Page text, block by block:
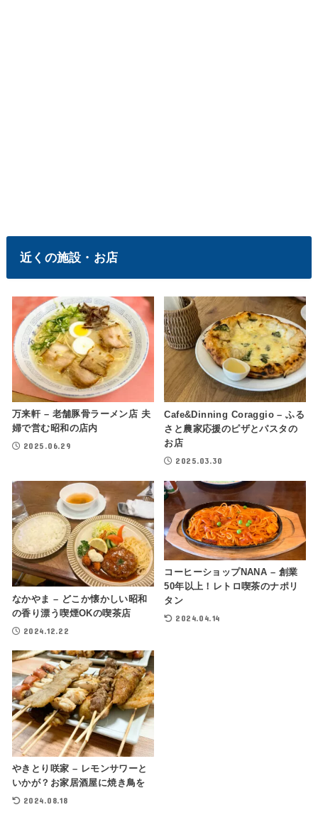
近くの施設・お店
万来軒 – 老舗豚骨ラーメン店 夫
婦で営む昭和の店内
2025.06.29
Cafe&Dinning Coraggio – ふる
さと農家応援のピザとパスタの
お店
2025.03.30
なかやま – どこか懐かしい昭和
の香り漂う喫煙OKの喫茶店
2024.12.22
コーヒーショップNANA – 創業
50年以上！レトロ喫茶のナポリ
タン
2024.04.14
やきとり咲家 – レモンサワーと
いかが？お家居酒屋に焼き鳥を
2024.08.18